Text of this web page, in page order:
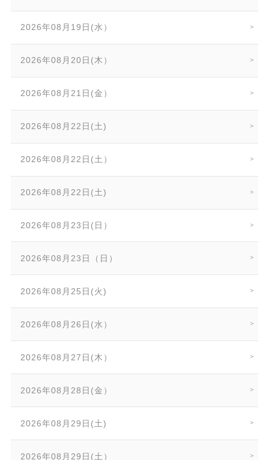
2026年08月19日(水）
2026年08月20日(木）
2026年08月21日(金）
2026年08月22日(土)
2026年08月22日(土）
2026年08月22日(土)
2026年08月23日(日）
2026年08月23日（日）
2026年08月25日(火)
2026年08月26日(水）
2026年08月27日(木）
2026年08月28日(金）
2026年08月29日(土)
2026年08月29日(土）